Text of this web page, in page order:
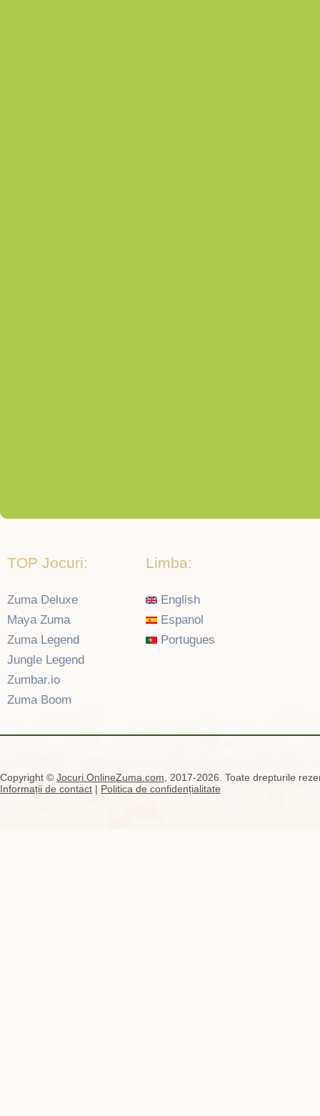
TOP Jocuri:
Zuma Deluxe
Maya Zuma
Zuma Legend
Jungle Legend
Zumbar.io
Zuma Boom
Limba:
English
Espanol
Portugues
Copyright © Jocuri.OnlineZuma.com , 2017-2026. Toate drepturile
Informații de contact | Politica de confidențialitate